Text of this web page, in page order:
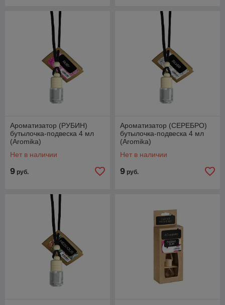
Ароматизатор (РУБИН)
бутылочка-подвеска 4 мл
(Aromika)
Нет в наличии
9 руб.
Ароматизатор (СЕРЕБРО)
бутылочка-подвеска 4 мл
(Aromika)
Нет в наличии
9 руб.